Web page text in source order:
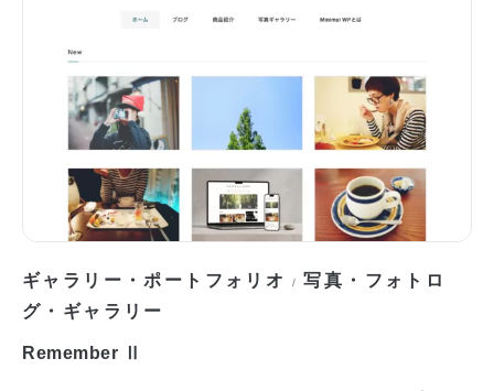
ギャラリー・ポートフォリオ /写真・フォトロ
グ・ギャラリー
Remember Ⅱ